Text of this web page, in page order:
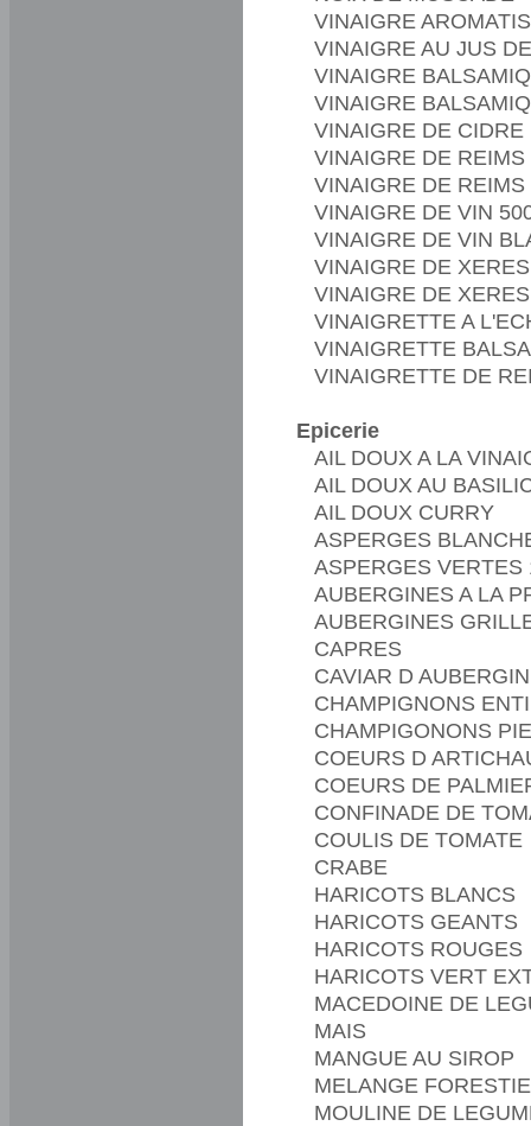
VINAIGRE
VINAIGRE AU JUS
VINAIGRE
VINAIGRE
VINAIGRE DE CIDRE
VINAIGRE DE REIMS
VINAIGRE DE REIMS
VINAIGRE DE VIN
VINAIGRE DE VIN
VINAIGRE DE XERES
VINAIGRE DE
VINAIGRETTE A
VINAIGRETTE
VINAIGRETTE DE
Epicerie
AIL DOUX A LA
AIL DOUX AU
AIL DOUX CURRY
ASPERGES
ASPERGES VERTES
AUBERGINES A LA
AUBERGINES
CAPRES
CAVIAR D
CHAMPIGNONS
CHAMPIGONONS
COEURS D
COEURS DE
CONFINADE DE
COULIS DE TOMATE
CRABE
HARICOTS BLANCS
HARICOTS GEANTS
HARICOTS ROUGES
HARICOTS VERT
MACEDOINE DE
MAIS
MANGUE AU SIROP
MELANGE
MOULINE DE